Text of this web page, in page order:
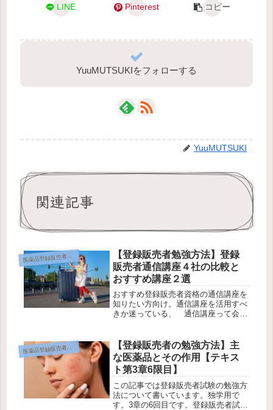
LINE Pinterest コピー
YuuMUTSUKIをフォローする
YuuMUTSUKI
関連記事
医薬品登録販売者の勉強方法
【登録販売者勉強方法】登録
販売者通信講座４社の比較と
おすすめ講座２選
おすすめ登録販売者資格の通信講座を
知りたい方向け。通信講座を活用すべ
きか迷っている、 通信講座って会社
の記事ではそんな疑問のお答えしま
す。記事では、まず自分のニーズをは
っき...
医薬品登録販売者の勉強方法
【登録販売者の勉強方法】主
な医薬品とその作用【テキス
ト第3章6限目】
この記事では登録販売者試験の勉強方
法について書いています。独学用で
す。3章の6回目です。登録販売者試験